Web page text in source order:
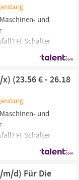
Maschinen- und
FI-Schalter
produziert
Anlagen – mit
(23.56 € - 26.18
Maschinen- und
FI-Schalter
produziert
Anlagen – mit
d) Für Die